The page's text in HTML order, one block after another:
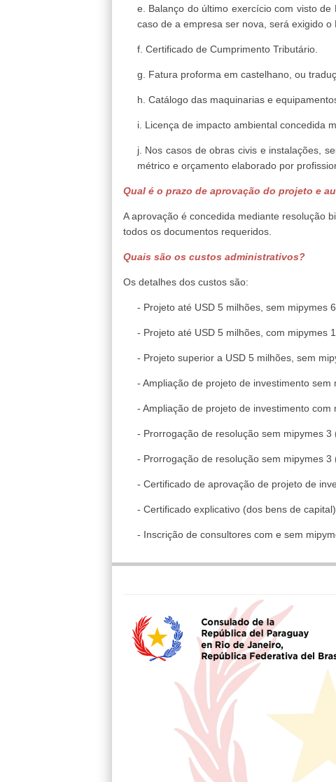
e. Balanço do último exercício com visto
caso de a empresa ser nova, será exigido
f. Certificado de Cumprimento Tributário.
g. Fatura proforma em castelhano, ou
h. Catálogo das maquinarias e
i. Licença de impacto ambiental concedida
j. Nos casos de obras civis e instalações,
métrico e orçamento elaborado por
Qual é o prazo de aprovação do projeto e
A aprovação é concedida mediante resolução
todos os documentos requeridos.
Quais são os custos administrativos?
Os detalhes dos custos são:
- Projeto até USD 5 milhões, sem mipymes
- Projeto até USD 5 milhões, com mipymes
- Projeto superior a USD 5 milhões, sem
- Ampliação de projeto de investimento
- Ampliação de projeto de investimento com
- Prorrogação de resolução sem mipymes 3
- Prorrogação de resolução sem mipymes 3
- Certificado de aprovação de projeto de
- Certificado explicativo (dos bens de
- Inscrição de consultores com e sem